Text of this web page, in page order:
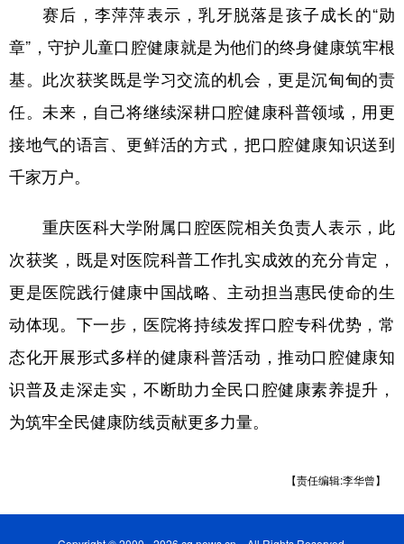
赛后，李萍萍表示，乳牙脱落是孩子成长的“勋
章”，守护儿童口腔健康就是为他们的终身健康筑牢根
基。此次获奖既是学习交流的机会，更是沉甸甸的责
任。未来，自己将继续深耕口腔健康科普领域，用更
接地气的语言、更鲜活的方式，把口腔健康知识送到
千家万户。
重庆医科大学附属口腔医院相关负责人表示，此
次获奖，既是对医院科普工作扎实成效的充分肯定，
更是医院践行健康中国战略、主动担当惠民使命的生
动体现。下一步，医院将持续发挥口腔专科优势，常
态化开展形式多样的健康科普活动，推动口腔健康知
识普及走深走实，不断助力全民口腔健康素养提升，
为筑牢全民健康防线贡献更多力量。
【责任编辑:李华曾】